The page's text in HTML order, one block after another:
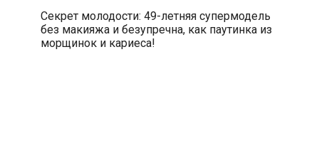
Секрет молодости: 49-летняя супермодель
без макияжа и безупречна, как паутинка из
морщинок и кариеса!